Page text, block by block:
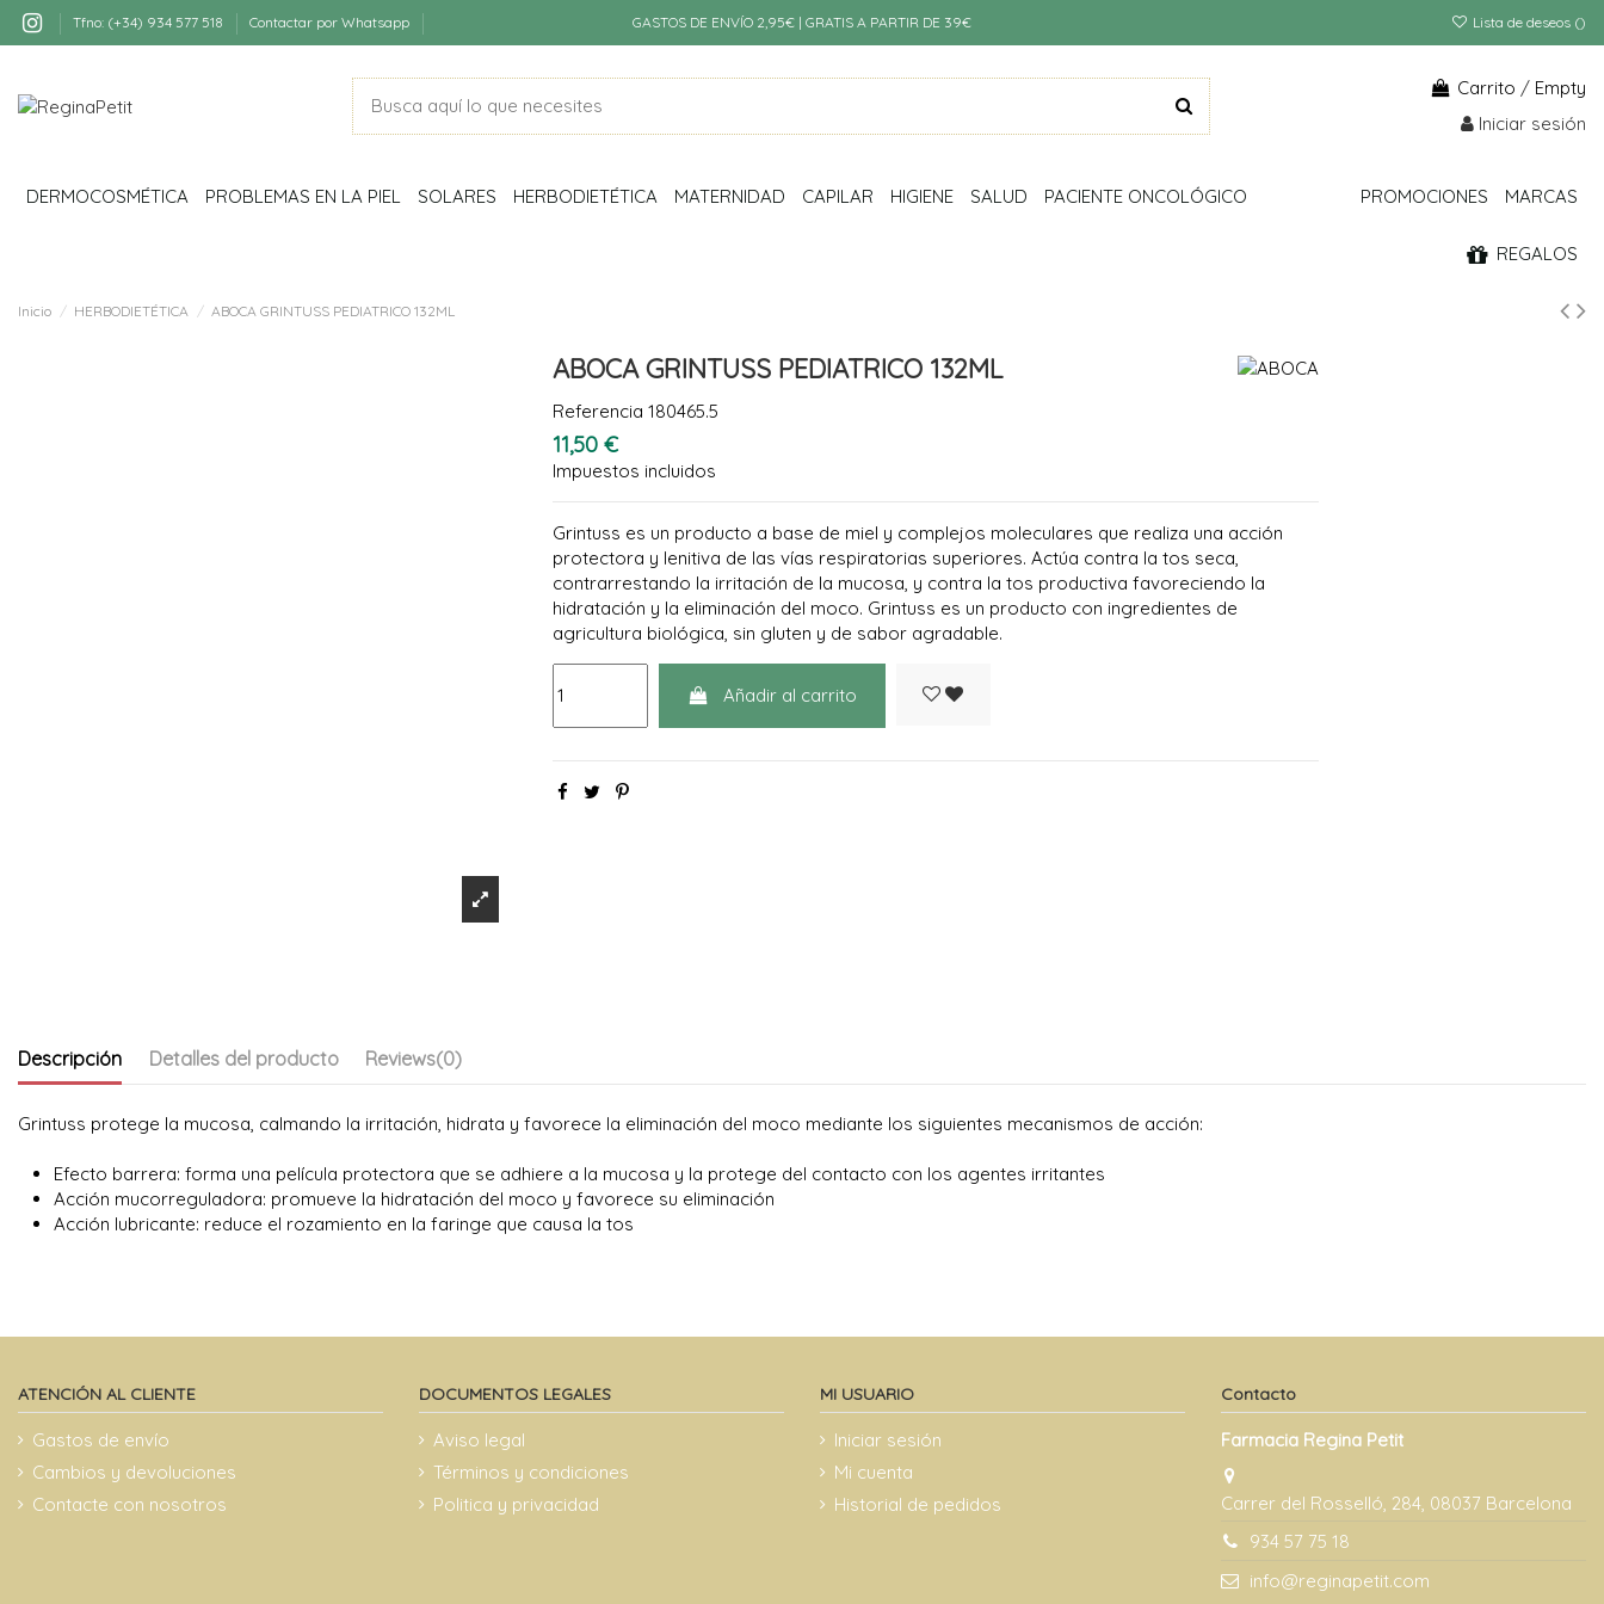
Tfno: (+34) 934 577 518 Contactar por Whatsapp GASTOS DE ENVÍO 2,95€ | GRATIS A PARTIR DE 39€ Lista de deseos ()
Carrito / Empty
Iniciar sesión
DERMOCOSMÉTICA PROBLEMAS EN LA PIEL SOLARES HERBODIETÉTICA MATERNIDAD CAPILAR HIGIENE SALUD PACIENTE ONCOLÓGICO MARCAS
PROMOCIONES
REGALOS
Inicio HERBODIETÉTICA ABOCA GRINTUSS PEDIATRICO 132ML
ABOCA GRINTUSS PEDIATRICO 132ML
Referencia 180465.5
11,50 €
Impuestos incluidos
Grintuss es un producto a base de miel y complejos moleculares que realiza una acción
protectora y lenitiva de las vías respiratorias superiores. Actúa contra la tos seca,
contrarrestando la irritación de la mucosa, y contra la tos productiva favoreciendo la
hidratación y la eliminación del moco. Grintuss es un producto con ingredientes de
agricultura biológica, sin gluten y de sabor agradable.
Añadir al carrito
Descripción Detalles del producto Reviews(0)
Grintuss protege la mucosa, calmando la irritación, hidrata y favorece la eliminación del moco mediante los siguientes mecanismos de acción:
Efecto barrera: forma una película protectora que se adhiere a la mucosa y la protege del contacto con los agentes irritantes
Acción mucorreguladora: promueve la hidratación del moco y favorece su eliminación
Acción lubricante: reduce el rozamiento en la faringe que causa la tos
ATENCIÓN AL CLIENTE
Gastos de envío
Cambios y devoluciones
Contacte con nosotros
DOCUMENTOS LEGALES
Aviso legal
Términos y condiciones
Politica y privacidad
MI USUARIO
Iniciar sesión
Mi cuenta
Historial de pedidos
Contacto
Farmacia Regina Petit
Carrer del Rosselló, 284, 08037 Barcelona
934 57 75 18
info@reginapetit.com